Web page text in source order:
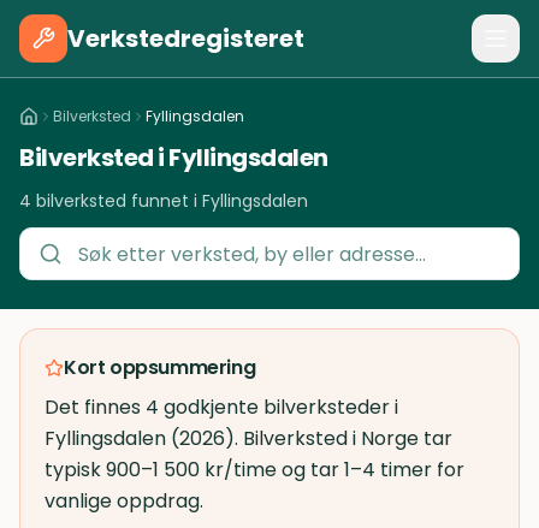
Verkstedregisteret
Bilverksted Fyllingsdalen
Bilverksted i Fyllingsdalen
4 bilverksted funnet i Fyllingsdalen
Kort oppsummering
Det finnes 4 godkjente bilverksteder i
Fyllingsdalen (2026). Bilverksted i Norge tar
typisk 900–1 500 kr/time og tar 1–4 timer for
vanlige oppdrag.